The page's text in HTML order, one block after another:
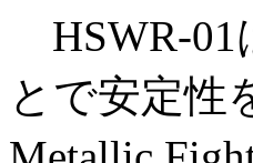
HSWR-01
とで安定性